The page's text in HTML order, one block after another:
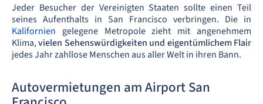
Jeder Besucher der Vereinigten Staaten sollte einen Teil
seines Aufenthalts in San Francisco verbringen. Die in
Kalifornien gelegene Metropole zieht mit angenehmem
Klima,vielen Sehenswürdigkeiten und eigentümlichem Flair
jedes Jahr zahllose Menschen aus aller Welt in ihren Bann.
Autovermietungen am Airport San